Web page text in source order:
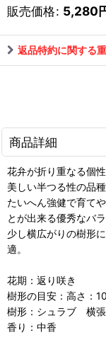
販売価格: 5,280
返品特約に関する
商品詳細
花弁が折り重なる個
美しい半つる性の品種
たいへん強健で育て
とが出来る優秀なバラ
少し横広がりの樹形
適。
花期：返り咲き
樹形の目安：高さ：
樹形：シュラブ 横
香り：中香